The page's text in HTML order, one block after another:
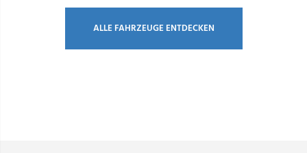
ALLE FAHRZEUGE ENTDECKEN